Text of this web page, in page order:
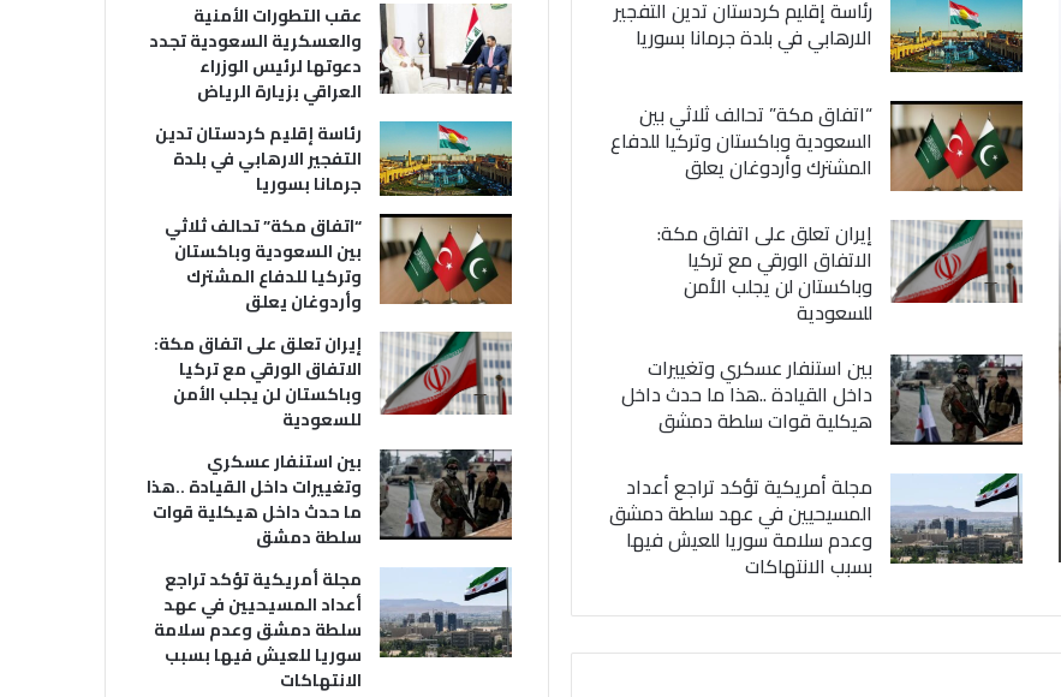
رئاسة إقليم كردستان تدين التفجير
الارهابي في بلدة جرمانا بسوريا
“اتفاق مكة” تحالف ثلاثي بين
السعودية وباكستان وتركيا للدفاع
المشترك وأردوغان يعلق
إيران تعلق على اتفاق مكة:
الاتفاق الورقي مع تركيا
وباكستان لن يجلب الأمن
للسعودية
بين استنفار عسكري وتغييرات
داخل القيادة ..هذا ما حدث داخل
هيكلية قوات سلطة دمشق
مجلة أمريكية تؤكد تراجع أعداد
المسيحيين في عهد سلطة دمشق
وعدم سلامة سوريا للعيش فيها
بسبب الانتهاكات
عقب التطورات الأمنية
والعسكرية السعودية تجدد
دعوتها لرئيس الوزراء
العراقي بزيارة الرياض
رئاسة إقليم كردستان تدين
التفجير الارهابي في بلدة
جرمانا بسوريا
“اتفاق مكة” تحالف ثلاثي
بين السعودية وباكستان
وتركيا للدفاع المشترك
وأردوغان يعلق
إيران تعلق على اتفاق مكة:
الاتفاق الورقي مع تركيا
وباكستان لن يجلب الأمن
للسعودية
بين استنفار عسكري
وتغييرات داخل القيادة ..هذا
ما حدث داخل هيكلية قوات
سلطة دمشق
مجلة أمريكية تؤكد تراجع
أعداد المسيحيين في عهد
سلطة دمشق وعدم سلامة
سوريا للعيش فيها بسبب
الانتهاكات